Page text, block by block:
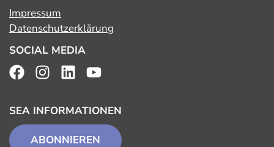
Impressum
Datenschutzerklärung
SOCIAL MEDIA
SEA INFORMATIONEN
ABONNIEREN